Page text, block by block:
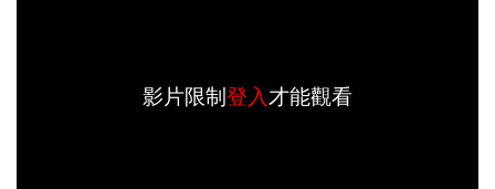
影片限制登入才能觀看